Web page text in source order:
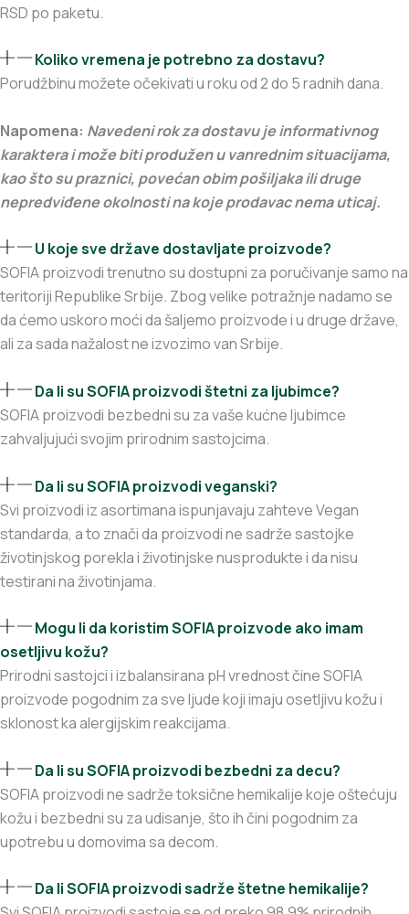
RSD po paketu.
Koliko vremena je potrebno za dostavu?
Porudžbinu možete očekivati u roku od 2 do 5 radnih dana.
Napomena: Navedeni rok za dostavu je informativnog
karaktera i može biti produžen u vanrednim situacijama,
kao što su praznici, povećan obim pošiljaka ili druge
nepredviđene okolnosti na koje prodavac nema uticaj.
U koje sve države dostavljate proizvode?
SOFIA proizvodi trenutno su dostupni za poručivanje samo na
teritoriji Republike Srbije. Zbog velike potražnje nadamo se
da ćemo uskoro moći da šaljemo proizvode i u druge države,
ali za sada nažalost ne izvozimo van Srbije.
Da li su SOFIA proizvodi štetni za ljubimce?
SOFIA proizvodi bezbedni su za vaše kućne ljubimce
zahvaljujući svojim prirodnim sastojcima.
Da li su SOFIA proizvodi veganski?
Svi proizvodi iz asortimana ispunjavaju zahteve Vegan
standarda, a to znači da proizvodi ne sadrže sastojke
životinjskog porekla i životinjske nusprodukte i da nisu
testirani na životinjama.
Mogu li da koristim SOFIA proizvode ako imam
osetljivu kožu?
Prirodni sastojci i izbalansirana pH vrednost čine SOFIA
proizvode pogodnim za sve ljude koji imaju osetljivu kožu i
sklonost ka alergijskim reakcijama.
Da li su SOFIA proizvodi bezbedni za decu?
SOFIA proizvodi ne sadrže toksične hemikalije koje oštećuju
kožu i bezbedni su za udisanje, što ih čini pogodnim za
upotrebu u domovima sa decom.
Da li SOFIA proizvodi sadrže štetne hemikalije?